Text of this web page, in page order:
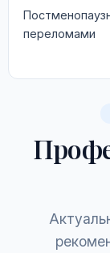
переломами